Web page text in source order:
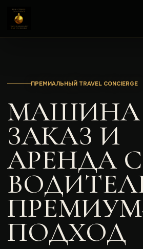
ПРЕМИАЛЬНЫЙ TRAVEL CONCIERGE
МАШИНА
ЗАКАЗ И
АРЕНДА С
ПОДХОД